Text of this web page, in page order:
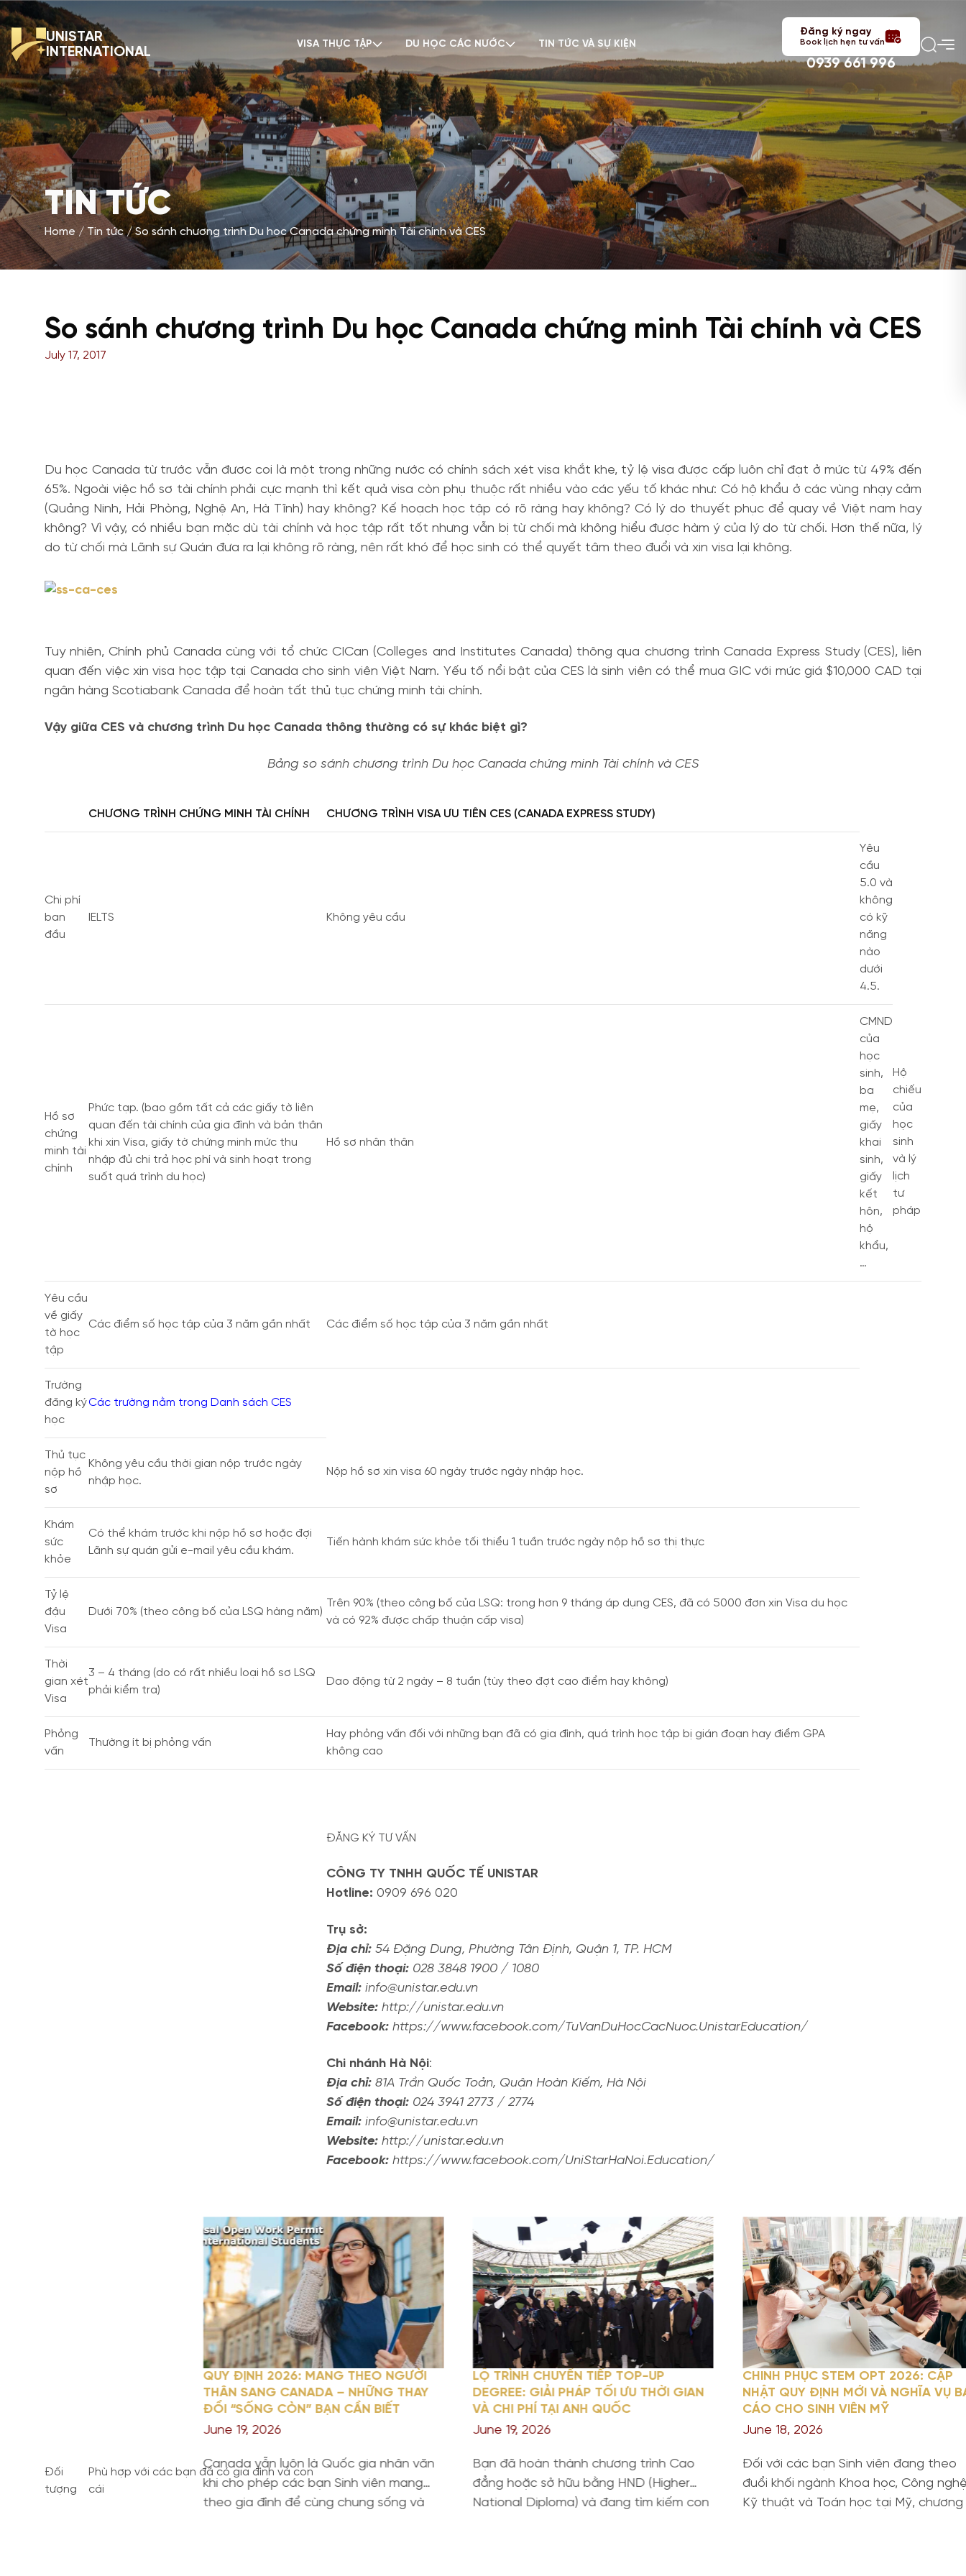
UNISTAR
INTERNATIONAL
VISA THỰC TẬP DU HỌC CÁC NƯỚC TIN TỨC VÀ SỰ KIỆN
Đăng ký ngay
Book lịch hẹn tư vấn
0939 661 996
TIN TỨC
Home Tin tức So sánh chương trình Du học Canada chứng minh Tài chính và CES
So sánh chương trình Du học Canada chứng minh Tài chính và CES
July 17, 2017
Du học Canada từ trước vẫn đươc coi là một trong những nước có chính sách xét visa khắt khe, tỷ lệ visa được cấp luôn chỉ đạt ở mức từ 49% đến
65%. Ngoài việc hồ sơ tài chính phải cực mạnh thì kết quả visa còn phụ thuộc rất nhiều vào các yếu tố khác như: Có hộ khẩu ở các vùng nhạy cảm
(Quảng Ninh, Hải Phòng, Nghệ An, Hà Tĩnh) hay không? Kế hoạch học tập có rõ ràng hay không? Có lý do thuyết phục để quay về Việt nam hay
không? Vì vậy, có nhiều bạn mặc dù tài chính và học tập rất tốt nhưng vẫn bị từ chối mà không hiểu được hàm ý của lý do từ chối. Hơn thế nữa, lý
do từ chối mà Lãnh sự Quán đưa ra lại không rõ ràng, nên rất khó để học sinh có thể quyết tâm theo đuổi và xin visa lại không.
Tuy nhiên, Chính phủ Canada cùng với tổ chức CICan (Colleges and Institutes Canada) thông qua chương trình Canada Express Study (CES), liên
quan đến việc xin visa học tập tại Canada cho sinh viên Việt Nam. Yếu tố nổi bật của CES là sinh viên có thể mua GIC với mức giá $10,000 CAD tại
ngân hàng Scotiabank Canada để hoàn tất thủ tục chứng minh tài chính.
Vậy giữa CES và chương trình Du học Canada thông thường có sự khác biệt gì?
Bảng so sánh chương trình Du học Canada chứng minh Tài chính và CES
CHƯƠNG TRÌNH CHỨNG MINH TÀI CHÍNH CHƯƠNG TRÌNH VISA ƯU TIÊN CES (CANADA EXPRESS STUDY)
Chi phí
ban
đầu
IELTS Không yêu cầu
Yêu
cầu
5.0 và
không
có kỹ
năng
nào
dưới
4.5.
Hồ sơ
chứng
minh tài
chính
Phức tạp. (bao gồm tất cả các giấy tờ liên
quan đến tài chính của gia đình và bản thân
khi xin Visa, giấy tờ chứng minh mức thu
nhập đủ chi trả học phí và sinh hoạt trong
suốt quá trình du học)
Hồ sơ nhân thân
CMND
của
học
sinh,
ba
mẹ,
giấy
khai
sinh,
giấy
kết
hôn,
hộ
khẩu,
…
Hộ
chiếu
của
học
sinh
và lý
lịch
tư
pháp
Yêu cầu
về giấy
tờ học
tập
Các điểm số học tập của 3 năm gần nhất Các điểm số học tập của 3 năm gần nhất
Trường
đăng ký
học
Các trường nằm trong Danh sách CES
Thủ tục
nộp hồ
sơ
Không yêu cầu thời gian nộp trước ngày
nhập học.
Nộp hồ sơ xin visa 60 ngày trước ngày nhập học.
Khám
sức
khỏe
Có thể khám trước khi nộp hồ sơ hoặc đợi
Lãnh sự quán gửi e-mail yêu cầu khám.
Tiến hành khám sức khỏe tối thiểu 1 tuần trước ngày nộp hồ sơ thị thực
Tỷ lệ
đậu
Visa
Dưới 70% (theo công bố của LSQ hàng năm)
Trên 90% (theo công bố của LSQ: trong hơn 9 tháng áp dụng CES, đã có 5000 đơn xin Visa du học
và có 92% được chấp thuận cấp visa)
Thời
gian xét
Visa
3 – 4 tháng (do có rất nhiều loại hồ sơ LSQ
phải kiểm tra)
Dao động từ 2 ngày – 8 tuần (tùy theo đợt cao điểm hay không)
Phỏng
vấn
Thường ít bị phỏng vấn
Hay phỏng vấn đối với những bạn đã có gia đình, quá trình học tập bị gián đoạn hay điểm GPA
không cao
Đối
tượng
Phù hợp với các bạn đã có gia đình và con
cái
ĐĂNG KÝ TƯ VẤN
CÔNG TY TNHH QUỐC TẾ UNISTAR
Hotline: 0909 696 020
Trụ sở:
Địa chỉ: 54 Đặng Dung, Phường Tân Định, Quận 1, TP. HCM
Số điện thoại: 028 3848 1900 / 1080
Email: info@unistar.edu.vn
Website: http://unistar.edu.vn
Facebook: https://www.facebook.com/TuVanDuHocCacNuoc.UnistarEducation/
Chi nhánh Hà Nội:
Địa chỉ: 81A Trần Quốc Toản, Quận Hoàn Kiếm, Hà Nội
Số điện thoại: 024 3941 2773 / 2774
Email: info@unistar.edu.vn
Website: http://unistar.edu.vn
Facebook: https://www.facebook.com/UniStarHaNoi.Education/
QUY ĐỊNH 2026: MANG THEO NGƯỜI
THÂN SANG CANADA – NHỮNG THAY
ĐỔI “SỐNG CÒN” BẠN CẦN BIẾT
June 19, 2026
Canada vẫn luôn là Quốc gia nhân văn
khi cho phép các bạn Sinh viên mang
theo gia đình để cùng chung sống và
LỘ TRÌNH CHUYỂN TIẾP TOP-UP
DEGREE: GIẢI PHÁP TỐI ƯU THỜI GIAN
VÀ CHI PHÍ TẠI ANH QUỐC
June 19, 2026
Bạn đã hoàn thành chương trình Cao
đẳng hoặc sở hữu bằng HND (Higher
National Diploma) và đang tìm kiếm con
CHINH PHỤC STEM OPT 2026: CẬP
NHẬT QUY ĐỊNH MỚI VÀ NGHĨA VỤ
CÁO CHO SINH VIÊN MỸ
June 18, 2026
Đối với các bạn Sinh viên đang theo
đuổi khối ngành Khoa học, Công
Kỹ thuật và Toán học tại Mỹ, chương